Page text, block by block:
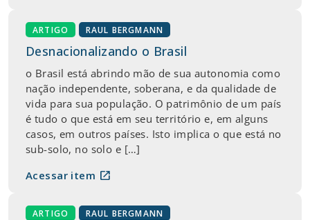
ARTIGO RAUL BERGMANN
Desnacionalizando o Brasil
o Brasil está abrindo mão de sua autonomia como
nação independente, soberana, e da qualidade de
vida para sua população. O patrimônio de um país
é tudo o que está em seu território e, em alguns
casos, em outros países. Isto implica o que está no
sub-solo, no solo e […]
Acessar item open_in_new
ARTIGO RAUL BERGMANN